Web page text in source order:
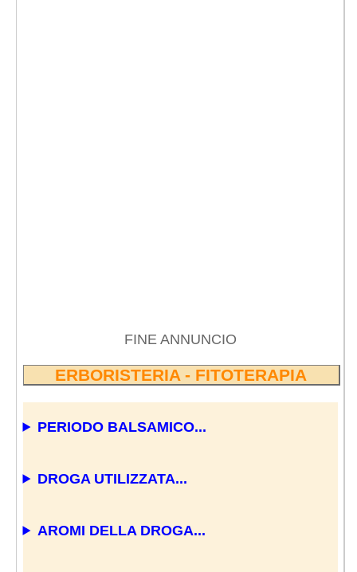
FINE ANNUNCIO
ERBORISTERIA - FITOTERAPIA
PERIODO BALSAMICO...
DROGA UTILIZZATA...
AROMI DELLA DROGA...